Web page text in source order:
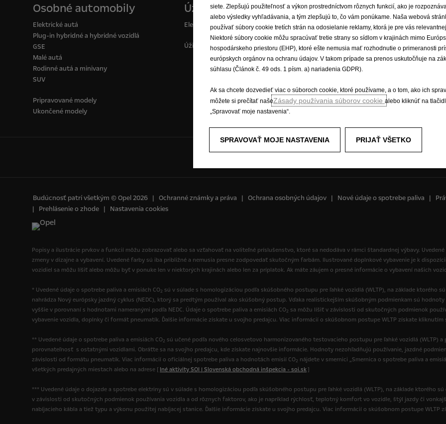
Osobné automobily
Elektrické autá
Plug-in hybridné a hybridné vozidlá
GSE
Malé autá
Rodinné autá a minivany
SUV
Pripravované modely
Ukončené modely
Úžitkové vozidlá
Elektrické dodávky a minibusy
Úžitkové vozidlá Opel
Zažite Opel
E-mobilita
Opel Connect
Informačno-zábavné systémy
Koncepčné vozidlá
Opel lifestyle shop
Budúcnosť patrí všetkým © Opel 2026 Ochranné známky a práva Ochrana osobných údajov Nové údaje o spotrebe paliva
Prehlásenie o zhode
Nastavenia cookies
Popisy a ilustrácie prvkov a funkcií môžu zobrazovať alebo sa vzťahovať na voliteľné príslušenstvo, ktoré sa nedodáva v rámci štandardnej výbavy.
zmeny v dizajne a vybavení. Uvedené farby sú iba približné a nemusia presne zodpovedať skutočným farbám. Ilustrované doplnkové vybavenie je k
vozidiel sa môžu líšiť alebo môžu byť v ponuke len v niektorých krajinách alebo len za príplatok. Ak máte záujem o presné informácie o vybavení našich
* Uvedené údaje o spotrebe paliva a emisiách CO2 sú v súlade s homologizáciou podľa skúšobného postupu pre ľahké vozidlá (WLTP), na základe ktorého
nahrádza Nový európsky jazdný cyklus (NEDC), ktorý sa predtým používal ako skúšobný postup. Vďaka realistickejším skúšobným podmienkam sú
vyššie v porovnaní s hodnotami nameranými podľa NEDC. Údaje o spotrebe paliva a emisiách CO2 sa môžu líšiť v závislosti od skutočných podmienok
vybavenie vozidla, doplnky či formát pneumatík. Ďalšie informácie získate u svojho predajcu. Viac informácií o skúšobnom postupe WLTP získate kliknutím
** Uvedené údaje o spotrebe paliva a emisiách CO2 sú učené podľa nového celosvetovo harmonizovaného testovacieho postupu pre ľahké vozidlá (WLTP)
porovnateľnosť s ostatnými vozidlami. Obráťte sa na svojho predajcu, kde získate najnovšie informácie. Hodnoty nezohľadňujú používanie, jazdné
závislosti od formátu pneumatík. Viac informácií o oficiálnej spotrebe paliva a hodnotách emisií CO2 nájdete v smernici „Smernica o spotrebe paliva a
všetkých predajných miestach alebo na adrese [ Iné aktivity SOI | Slovenská obchodná inšpekcia - soi.sk]
*** Uvedené údaje o dojazde a spotrebe elektriny sú v súlade s homologizáciou podľa skúšobného postupu pre ľahké vozidlá (WLTP), na základe ktorého
v závislosti od skutočných podmienok používania vozidla a od rôznych faktorov, ako je napríklad rýchlosť, teplotný komfort vo vozidle, štýl jazdy či
nabíjacieho kábla a tiež typu a výkonu použitej nabíjacej stanice. Ďalšie informácie získate u svojho predajcu. Viac informácií o skúšobnom postupe WLTP
siete. Zlepšujú použiteľnosť a výkon prostredníctvom rôznych funkcií, ako je
alebo výsledky vyhľadávania, a tým zlepšujú to, čo vám ponúkame. Naša webová
používať súbory cookie tretích strán na odosielanie reklamy, ktorá je pre vás
Niektoré súbory cookie môžu spracúvať tretie strany so sídlom v krajinách mimo
hospodárskeho priestoru (EHP), ktoré ešte nemusia mať rozhodnutie o primeranosti
európskych orgánov na ochranu údajov. V takom prípade sa prenos uskutočňuje na
súhlasu (Článok č. 49 ods. 1 písm. a) nariadenia GDPR).
Ak sa chcete dozvedieť viac o súboroch cookie, ktoré používame, a o tom, ako ich
môžete si prečítať našeZásady používania súborov cookie alebo kliknúť na
„Spravovať moje nastavenia“.
SPRAVOVAŤ MOJE NASTAVENIA PRIJAŤ VŠETKO